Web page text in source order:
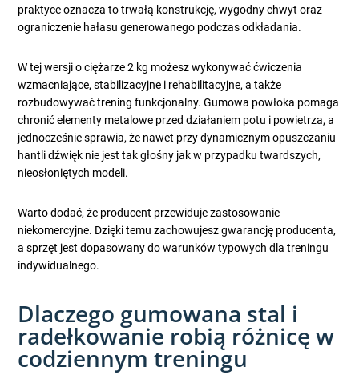
praktyce oznacza to trwałą konstrukcję, wygodny chwyt oraz
ograniczenie hałasu generowanego podczas odkładania.
W tej wersji o ciężarze 2 kg możesz wykonywać ćwiczenia
wzmacniające, stabilizacyjne i rehabilitacyjne, a także
rozbudowywać trening funkcjonalny. Gumowa powłoka pomaga
chronić elementy metalowe przed działaniem potu i powietrza, a
jednocześnie sprawia, że nawet przy dynamicznym opuszczaniu
hantli dźwięk nie jest tak głośny jak w przypadku twardszych,
nieosłoniętych modeli.
Warto dodać, że producent przewiduje zastosowanie
niekomercyjne. Dzięki temu zachowujesz gwarancję producenta,
a sprzęt jest dopasowany do warunków typowych dla treningu
indywidualnego.
Dlaczego gumowana stal i
radełkowanie robią różnicę w
codziennym treningu